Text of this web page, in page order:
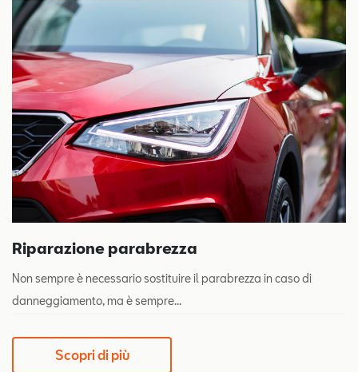
Riparazione parabrezza
Non sempre è necessario sostituire il parabrezza in caso di
danneggiamento, ma è sempre...
Scopri di più